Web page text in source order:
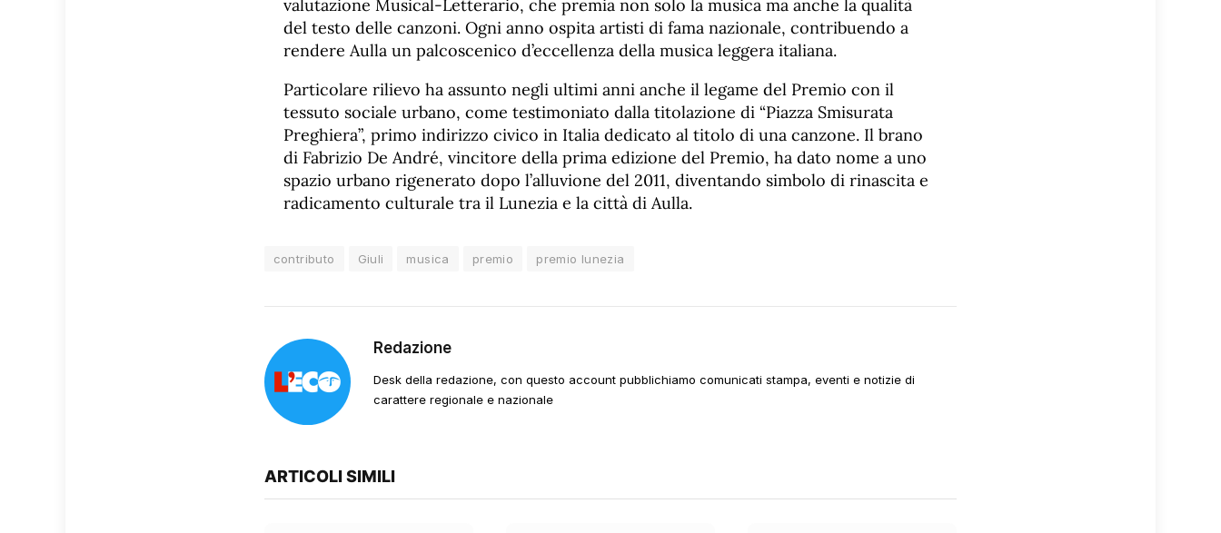
valutazione Musical-Letterario, che premia non solo la musica ma anche la qualità
del testo delle canzoni. Ogni anno ospita artisti di fama nazionale, contribuendo a
rendere Aulla un palcoscenico d’eccellenza della musica leggera italiana.
Particolare rilievo ha assunto negli ultimi anni anche il legame del Premio con il
tessuto sociale urbano, come testimoniato dalla titolazione di “Piazza Smisurata
Preghiera”, primo indirizzo civico in Italia dedicato al titolo di una canzone. Il brano
di Fabrizio De André, vincitore della prima edizione del Premio, ha dato nome a uno
spazio urbano rigenerato dopo l’alluvione del 2011, diventando simbolo di rinascita e
radicamento culturale tra il Lunezia e la città di Aulla.
contributo Giuli musica premio premio lunezia
Redazione
Desk della redazione, con questo account pubblichiamo comunicati stampa, eventi e notizie di
carattere regionale e nazionale
ARTICOLI SIMILI